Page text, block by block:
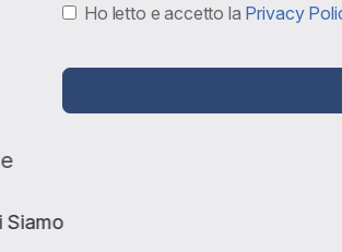
Ho letto e accetto la Privacy
Siamo